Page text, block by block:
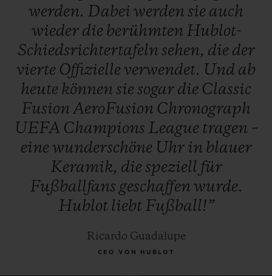
werden. Dabei werden sie auch
wieder die berühmten Hublot-
Schiedsrichtertafeln sehen, die der
vierte Offizielle verwendet. Und ab
heute können sie sogar die Classic
Fusion AeroFusion Chronograph
UEFA Champions League tragen –
eine wunderschöne Uhr in blauer
Keramik, die speziell für
Fußballfans geschaffen wurde.
Hublot liebt Fußball!”
Ricardo Guadalupe
CEO VON HUBLOT